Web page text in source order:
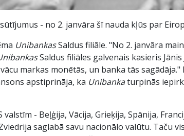
- no 2. janvāra šī nauda kļūs par
UnibankasSaldus filiāle. "No 2. janvāra
Saldus filiāles galvenais kasieris
markas monētās, un banka tās
apstiprināja, ka Unibankaturpinās
valstīm - Beļģija, Vācija, Grieķija, Spānija,
saglabā savu nacionālo valūtu. Taču